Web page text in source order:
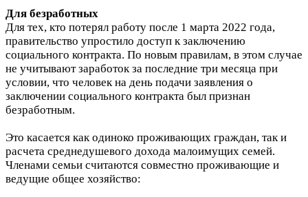
Для безработных
Для тех, кто потерял работу после 1 марта 2022 года,
правительство упростило доступ к заключению
социального контракта. По новым правилам, в этом случае
не учитывают заработок за последние три месяца при
условии, что человек на день подачи заявления о
заключении социального контракта был признан
безработным.
Это касается как одиноко проживающих граждан, так и
расчета среднедушевого дохода малоимущих семей.
Членами семьи считаются совместно проживающие и
ведущие общее хозяйство: